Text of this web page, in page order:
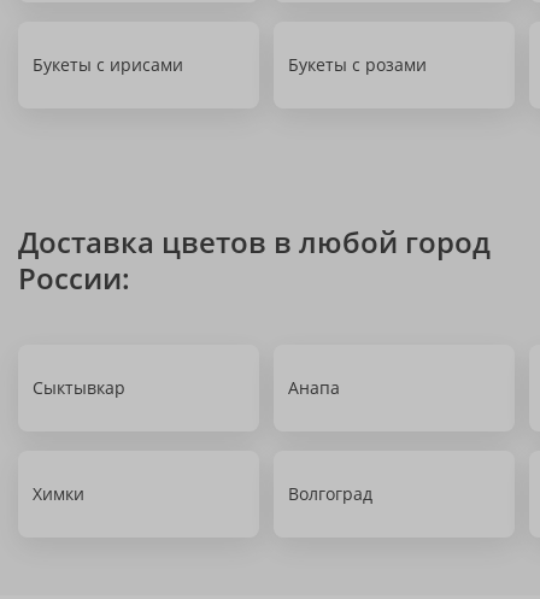
Букеты с ирисами Букеты с розами
Доставка цветов в любой город
России:
Сыктывкар Анапа
Химки Волгоград